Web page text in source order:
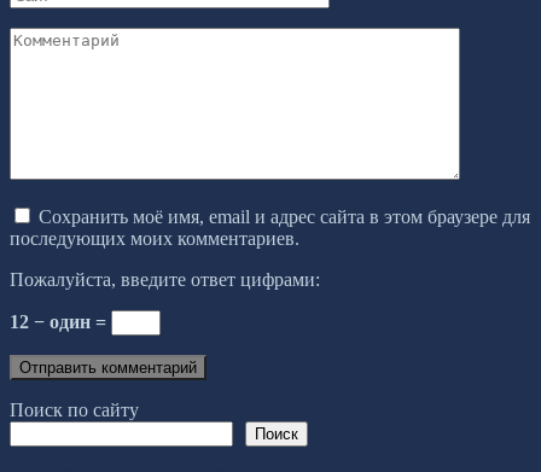
Комментарий
Сохранить моё имя, email и адрес сайта в этом браузере для
последующих моих комментариев.
Пожалуйста, введите ответ цифрами:
12 − один =
Поиск по сайту
Поиск